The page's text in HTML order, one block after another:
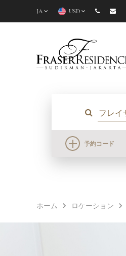
JA USD
予約コード
ホーム ロケーション